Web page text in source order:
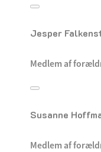
Jesper
Medlem af
Susanne
Medlem af